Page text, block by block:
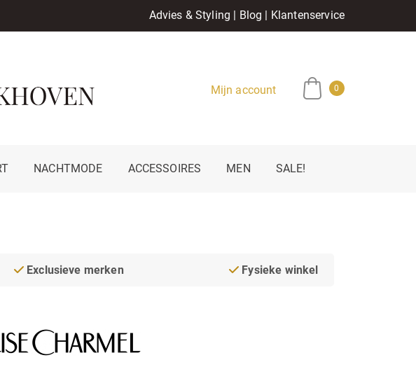
Advies & Styling | Blog | Klantenservice
Mijn account 0
NACHTMODE ACCESSOIRES MEN SALE!
Exclusieve merken Fysieke winkel